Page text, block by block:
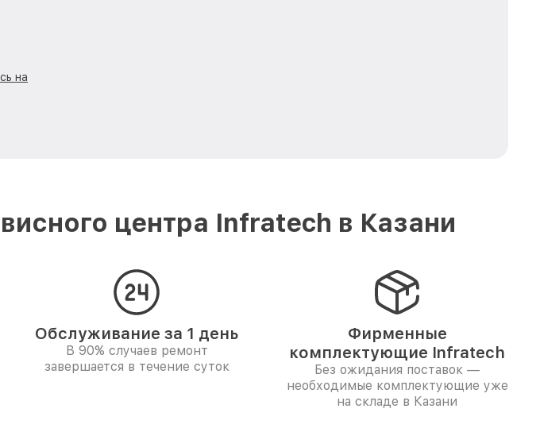
на
центра Infratech в Казани
Обслуживание за 1 день
В 90% случаев ремонт
завершается в течение суток
Фирменные
комплектующие Infratech
Без ожидания поставок —
необходимые комплектующие уже
на складе в Казани